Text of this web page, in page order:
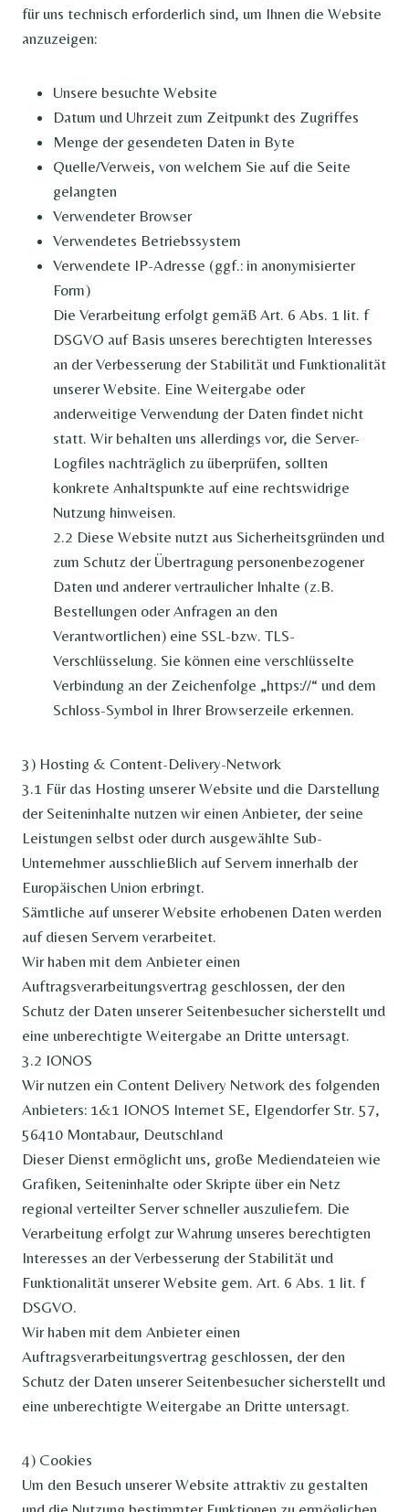
für uns technisch erforderlich sind, um Ihnen die Website
anzuzeigen:
Unsere besuchte Website
Datum und Uhrzeit zum Zeitpunkt des Zugriffes
Menge der gesendeten Daten in Byte
Quelle/Verweis, von welchem Sie auf die Seite
gelangten
Verwendeter Browser
Verwendetes Betriebssystem
Verwendete IP-Adresse (ggf.: in anonymisierter
Form)
Die Verarbeitung erfolgt gemäß Art. 6 Abs. 1 lit. f
DSGVO auf Basis unseres berechtigten Interesses
an der Verbesserung der Stabilität und Funktionalität
unserer Website. Eine Weitergabe oder
anderweitige Verwendung der Daten findet nicht
statt. Wir behalten uns allerdings vor, die Server-
Logfiles nachträglich zu überprüfen, sollten
konkrete Anhaltspunkte auf eine rechtswidrige
Nutzung hinweisen.
2.2 Diese Website nutzt aus Sicherheitsgründen und
zum Schutz der Übertragung personenbezogener
Daten und anderer vertraulicher Inhalte (z.B.
Bestellungen oder Anfragen an den
Verantwortlichen) eine SSL-bzw. TLS-
Verschlüsselung. Sie können eine verschlüsselte
Verbindung an der Zeichenfolge „https://“ und dem
Schloss-Symbol in Ihrer Browserzeile erkennen.
3) Hosting & Content-Delivery-Network
3.1 Für das Hosting unserer Website und die Darstellung
der Seiteninhalte nutzen wir einen Anbieter, der seine
Leistungen selbst oder durch ausgewählte Sub-
Unternehmer ausschließlich auf Servern innerhalb der
Europäischen Union erbringt.
Sämtliche auf unserer Website erhobenen Daten werden
auf diesen Servern verarbeitet.
Wir haben mit dem Anbieter einen
Auftragsverarbeitungsvertrag geschlossen, der den
Schutz der Daten unserer Seitenbesucher sicherstellt und
eine unberechtigte Weitergabe an Dritte untersagt.
3.2 IONOS
Wir nutzen ein Content Delivery Network des folgenden
Anbieters: 1&1 IONOS Internet SE, Elgendorfer Str. 57,
56410 Montabaur, Deutschland
Dieser Dienst ermöglicht uns, große Mediendateien wie
Grafiken, Seiteninhalte oder Skripte über ein Netz
regional verteilter Server schneller auszuliefern. Die
Verarbeitung erfolgt zur Wahrung unseres berechtigten
Interesses an der Verbesserung der Stabilität und
Funktionalität unserer Website gem. Art. 6 Abs. 1 lit. f
DSGVO.
Wir haben mit dem Anbieter einen
Auftragsverarbeitungsvertrag geschlossen, der den
Schutz der Daten unserer Seitenbesucher sicherstellt und
eine unberechtigte Weitergabe an Dritte untersagt.
4) Cookies
Um den Besuch unserer Website attraktiv zu gestalten